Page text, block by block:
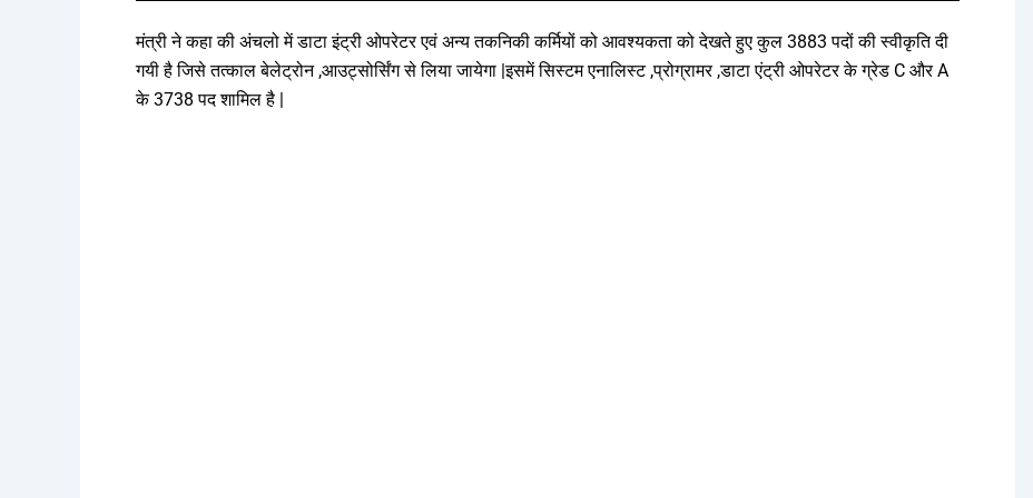
मंत्री ने कहा की अंचलो में डाटा इंट्री ओपरेटर एवं अन्य तकनिकी कर्मियों को आवश्यकता को देखते हुए कुल 3883 पदों की स्वीकृति दी
गयी है जिसे तत्काल बेलेट्रोन ,आउट्सोर्सिंग से लिया जायेगा |इसमें सिस्टम एनालिस्ट ,प्रोग्रामर ,डाटा एंट्री ओपरेटर के ग्रेड C और A
के 3738 पद शामिल है |